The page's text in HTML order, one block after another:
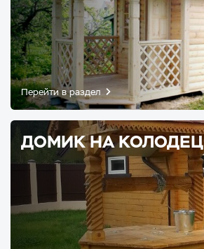
Перейти в раздел
ДОМИК НА КОЛОДЕЦ